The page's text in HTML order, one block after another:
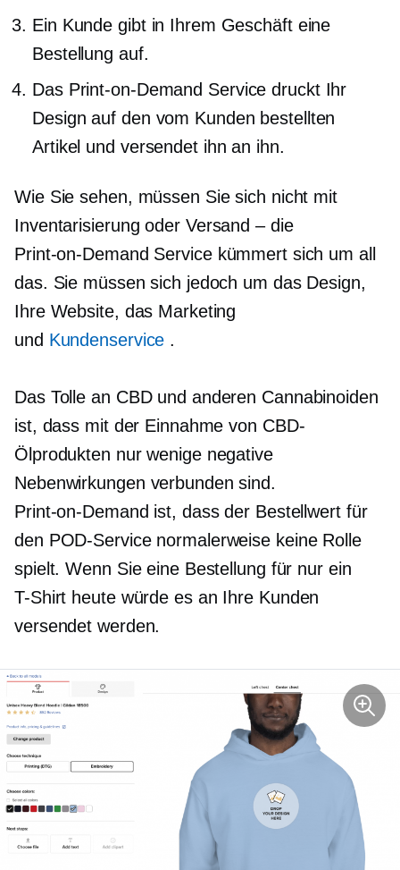
Ein Kunde gibt in Ihrem Geschäft eine
Bestellung auf.
Das Print-on-Demand Service druckt Ihr
Design auf den vom Kunden bestellten
Artikel und versendet ihn an ihn.
Wie Sie sehen, müssen Sie sich nicht mit
Inventarisierung oder Versand – die
Print-on-Demand Service kümmert sich um all
das. Sie müssen sich jedoch um das Design,
Ihre Website, das Marketing
und Kundenservice .
Das Tolle an CBD und anderen Cannabinoiden
ist, dass mit der Einnahme von CBD-
Ölprodukten nur wenige negative
Nebenwirkungen verbunden sind.
Print-on-Demand ist, dass der Bestellwert für
den POD-Service normalerweise keine Rolle
spielt. Wenn Sie eine Bestellung für nur ein
T-Shirt heute würde es an Ihre Kunden
versendet werden.